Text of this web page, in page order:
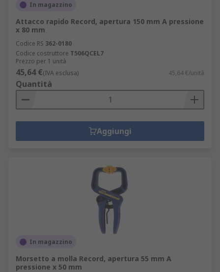
In magazzino
Attacco rapido Record, apertura 150 mm A pressione
x 80 mm
Codice RS 362-0180
Codice costruttore T506QCEL7
Prezzo per 1 unità
45,64 €(IVA esclusa) 45,64 €/unità
Quantità
Aggiungi
In magazzino
Morsetto a molla Record, apertura 55 mm A
pressione x 50 mm